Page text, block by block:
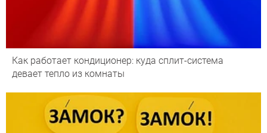
Как работает кондиционер: куда сплит-система
девает тепло из комнаты